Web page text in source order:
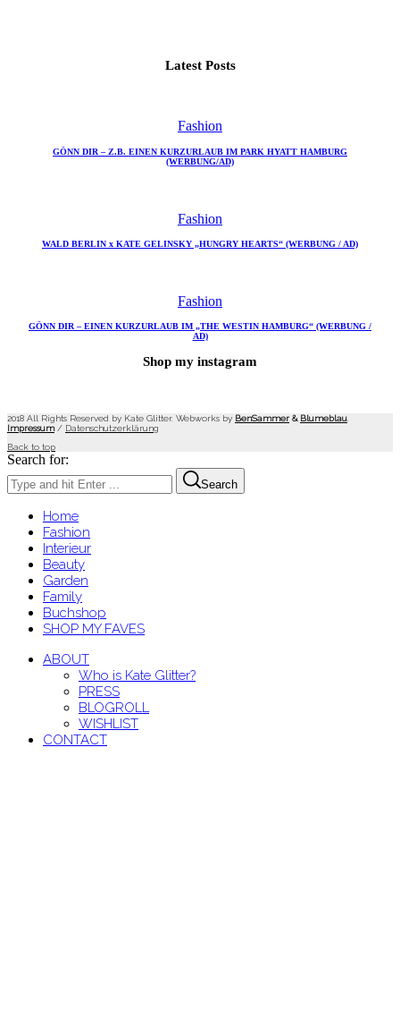
Latest Posts
Fashion
GÖNN DIR – Z.B. EINEN KURZURLAUB IM PARK HYATT HAMBURG
(WERBUNG/AD)
Fashion
WALD BERLIN x KATE GELINSKY „HUNGRY HEARTS“ (WERBUNG / AD)
Fashion
GÖNN DIR – EINEN KURZURLAUB IM „THE WESTIN HAMBURG“ (WERBUNG /
AD)
Shop my instagram
2018 All Rights Reserved by Kate Glitter. Webworks by BenSammer & Blumeblau
Impressum/ Datenschutzerklärung
Back to top
Search for:
Search
Home
Fashion
Interieur
Beauty
Garden
Family
Buchshop
SHOP MY FAVES
ABOUT
Who is Kate Glitter?
PRESS
BLOGROLL
WISHLIST
CONTACT